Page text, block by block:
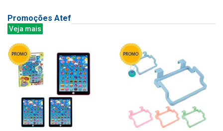
Promoções Atef
Veja mais